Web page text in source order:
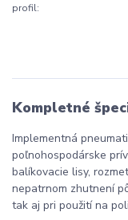
profil:
Kompletné
Implementná
poľnohospodárske
balíkovacie lisy,
nepatrnom zhutnení
tak aj pri použití na